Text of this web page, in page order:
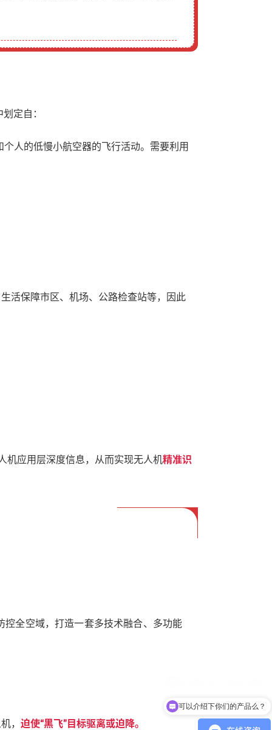
定自：
个人的低慢小航空器的飞行活动。需要利用
活保障市区、机场、公路检查站等，因此
机应用层深度信息，从而实现无人机精准识
控全空域，打造一套多技术融合、多功能
， 迫使“黑飞”目标驱离或迫降。
可以介绍下你们的产品么？